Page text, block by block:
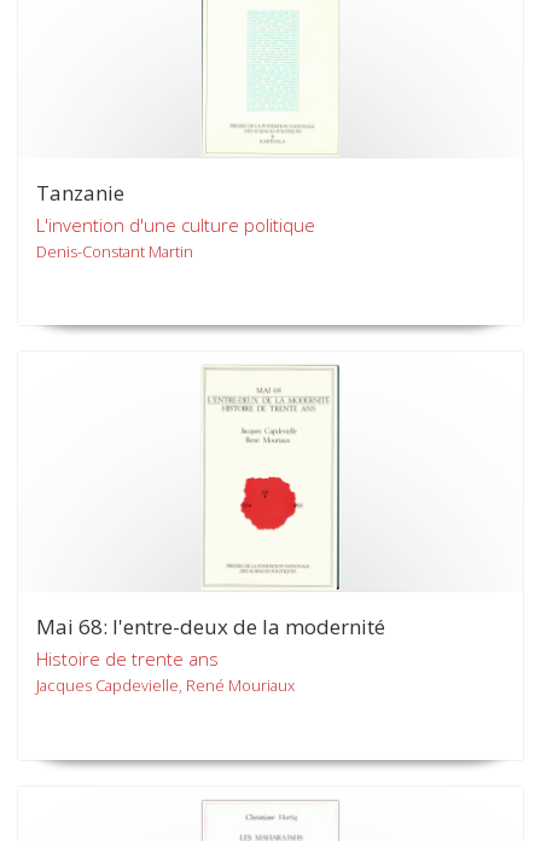
Tanzanie
L'invention d'une culture politique
Denis-Constant Martin
Mai 68: l'entre-deux de la modernité
Histoire de trente ans
Jacques Capdevielle, René Mouriaux